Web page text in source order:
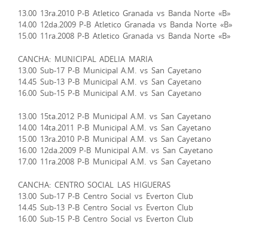
13.00 13ra.2010 P-B Atletico Granada vs Banda Norte «B»
14.00 12da.2009 P-B Atletico Granada vs Banda Norte «B»
15.00 11ra.2008 P-B Atletico Granada vs Banda Norte «B»
CANCHA: MUNICIPAL ADELIA MARIA
13.00 Sub-17 P-B Municipal A.M. vs San Cayetano
14.45 Sub-13 P-B Municipal A.M. vs San Cayetano
16.00 Sub-15 P-B Municipal A.M. vs San Cayetano
13.00 15ta.2012 P-B Municipal A.M. vs San Cayetano
14.00 14ta.2011 P-B Municipal A.M. vs San Cayetano
15.00 13ra.2010 P-B Municipal A.M. vs San Cayetano
16.00 12da.2009 P-B Municipal A.M. vs San Cayetano
17.00 11ra.2008 P-B Municipal A.M. vs San Cayetano
CANCHA: CENTRO SOCIAL LAS HIGUERAS
13.00 Sub-17 P-B Centro Social vs Everton Club
14.45 Sub-13 P-B Centro Social vs Everton Club
16.00 Sub-15 P-B Centro Social vs Everton Club